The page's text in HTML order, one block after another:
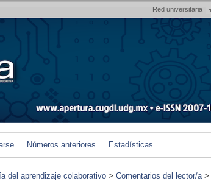
Red universitaria
Números anteriores Estadísticas
del aprendizaje colaborativo > Comentarios del lector/a>